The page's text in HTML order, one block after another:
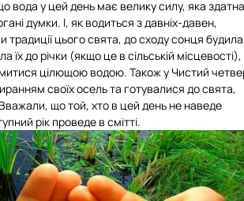
вода у цей день має велику силу, яка здатна
думки. І, як водиться з давніх-давен,
традиції цього свята, до сходу сонця будила
їх до річки (якщо це в сільській місцевості),
цілющою водою. Також у Чистий
своїх осель та готувалися до свята,
що той, хто в цей день не наведе
рік проведе в смітті.